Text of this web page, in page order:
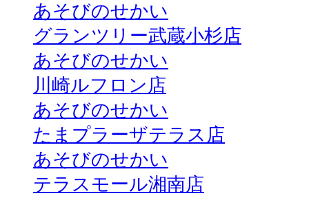
あそびのせかい
グランツリー武蔵小杉店
あそびのせかい
川崎ルフロン店
あそびのせかい
たまプラーザテラス店
あそびのせかい
テラスモール湘南店